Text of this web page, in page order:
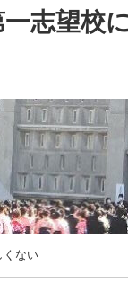
志望校
くない